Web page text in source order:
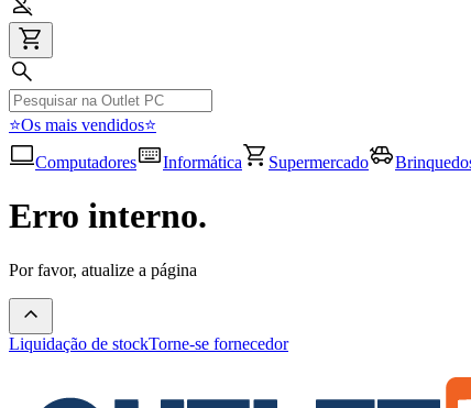
⭐Os mais vendidos⭐
Computadores
Informática Supermercado
Erro interno.
Por favor, atualize a página
Liquidação de stockTorne-se fornecedor